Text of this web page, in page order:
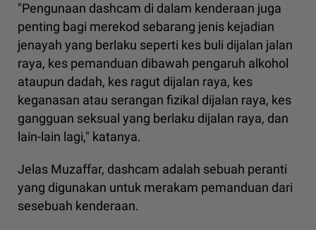
"Pengunaan dashcam di dalam kenderaan juga
penting bagi merekod sebarang jenis kejadian
jenayah yang berlaku seperti kes buli dijalan jalan
raya, kes pemanduan dibawah pengaruh alkohol
ataupun dadah, kes ragut dijalan raya, kes
keganasan atau serangan fizikal dijalan raya, kes
gangguan seksual yang berlaku dijalan raya, dan
lain-lain lagi," katanya.
Jelas Muzaffar, dashcam adalah sebuah peranti
yang digunakan untuk merakam pemanduan dari
sesebuah kenderaan.